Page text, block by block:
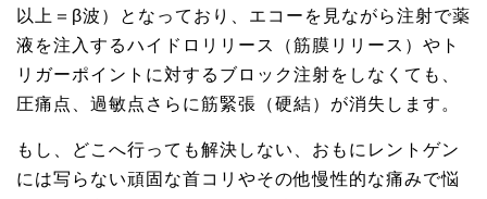
以上＝β波）となっており、エコーを見ながら注射で薬
液を注入するハイドロリリース（筋膜リリース）やト
リガーポイントに対するブロック注射をしなくても、
圧痛点、過敏点さらに筋緊張（硬結）が消失します。
もし、どこへ行っても解決しない、おもにレントゲン
には写らない頑固な首コリやその他慢性的な痛みで悩